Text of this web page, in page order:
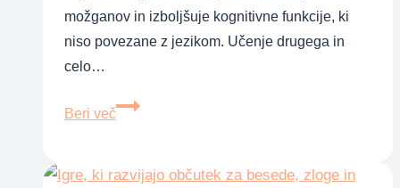
možganov in izboljšuje kognitivne funkcije, ki
niso povezane z jezikom. Učenje drugega in
celo…
Beri več
Dvojezičnost
za